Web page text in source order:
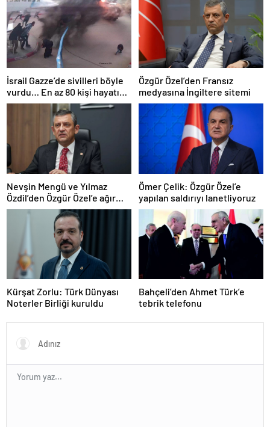
İsrail Gazze’de sivilleri böyle
vurdu… En az 80 kişi hayatını
kaybetti
Özgür Özel’den Fransız
medyasına İngiltere sitemi
Nevşin Mengü ve Yılmaz
Özdil’den Özgür Özel’e ağır
eleştiriler
Ömer Çelik: Özgür Özel’e
yapılan saldırıyı lanetliyoruz
Kürşat Zorlu: Türk Dünyası
Noterler Birliği kuruldu
Bahçeli’den Ahmet Türk’e
tebrik telefonu